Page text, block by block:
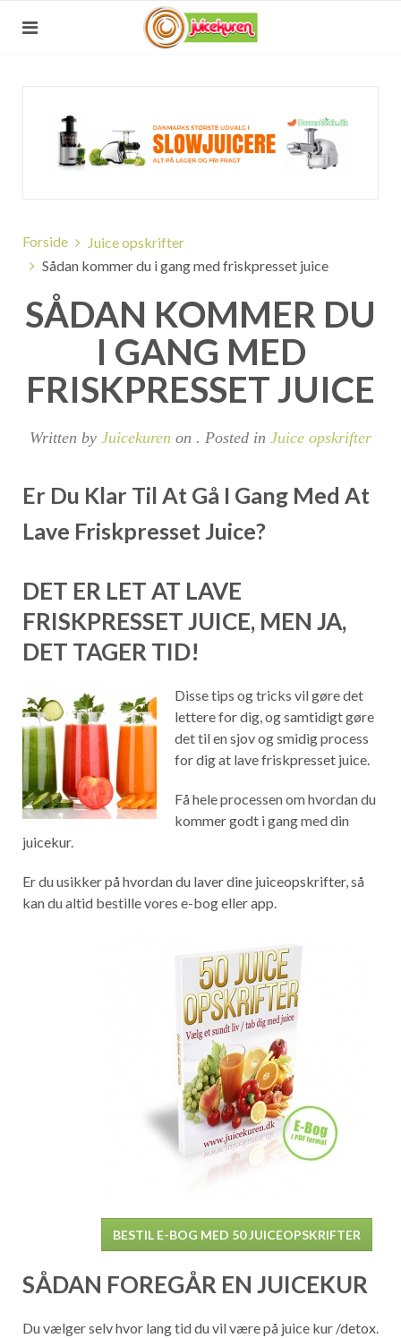
Forside
Juice opskrifter
Sådan kommer du i gang med friskpresset juice
SÅDAN KOMMER DU
I GANG MED
FRISKPRESSET JUICE
Written by Juicekuren on . Posted in Juice opskrifter
Er Du Klar Til At Gå I Gang Med At
Lave Friskpresset Juice?
DET ER LET AT LAVE
FRISKPRESSET JUICE, MEN JA,
DET TAGER TID!
Disse tips og tricks vil gøre det
lettere for dig, og samtidigt gøre
det til en sjov og smidig process
for dig at lave friskpresset juice.
Få hele processen om hvordan du
kommer godt i gang med din
juicekur.
Er du usikker på hvordan du laver dine juiceopskrifter, så
kan du altid bestille vores e-bog eller app.
BESTIL E-BOG MED 50 JUICEOPSKRIFTER
SÅDAN FOREGÅR EN JUICEKUR
Du vælger selv hvor lang tid du vil være på juice kur /detox.